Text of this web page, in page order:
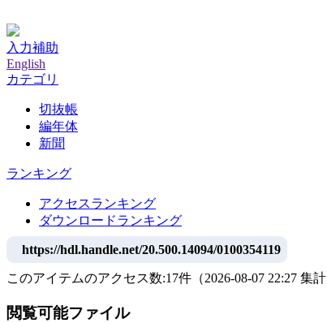
入力補助
English
カテゴリ
切抜帳
編年体
新聞
ランキング
アクセスランキング
ダウンロードランキング
https://hdl.handle.net/20.500.14094/0100354119
このアイテムのアクセス数:17件 （2026-08-07 22:27 集計
閲覧可能ファイル